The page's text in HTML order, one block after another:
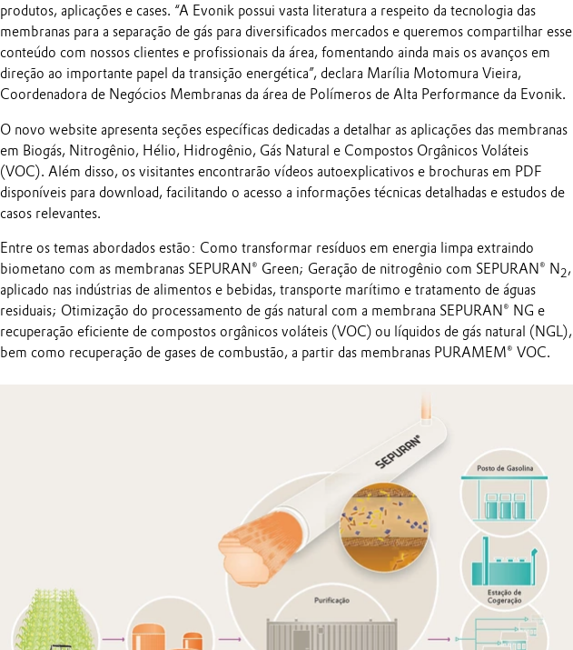
produtos, aplicações e cases. “A Evonik possui vasta literatura a respeito da tecnologia das
membranas para a separação de gás para diversificados mercados e queremos compartilhar esse
conteúdo com nossos clientes e profissionais da área, fomentando ainda mais os avanços em
direção ao importante papel da transição energética”, declara Marília Motomura Vieira,
Coordenadora de Negócios Membranas da área de Polímeros de Alta Performance da Evonik.
O novo website apresenta seções específicas dedicadas a detalhar as aplicações das membranas
em Biogás, Nitrogênio, Hélio, Hidrogênio, Gás Natural e Compostos Orgânicos Voláteis
(VOC). Além disso, os visitantes encontrarão vídeos autoexplicativos e brochuras em PDF
disponíveis para download, facilitando o acesso a informações técnicas detalhadas e estudos de
casos relevantes.
Entre os temas abordados estão: Como transformar resíduos em energia limpa extraindo
biometano com as membranas SEPURAN® Green; Geração de nitrogênio com SEPURAN® N 2,
aplicado nas indústrias de alimentos e bebidas, transporte marítimo e tratamento de águas
residuais; Otimização do processamento de gás natural com a membrana SEPURAN® NG e
recuperação eficiente de compostos orgânicos voláteis (VOC) ou líquidos de gás natural (NGL),
bem como recuperação de gases de combustão, a partir das membranas PURAMEM® VOC.